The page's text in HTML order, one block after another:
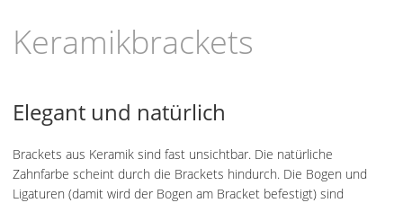
Keramikbrackets
Elegant und natürlich
Brackets aus Keramik sind fast unsichtbar. Die natürliche
Zahnfarbe scheint durch die Brackets hindurch. Die Bogen und
Ligaturen (damit wird der Bogen am Bracket befestigt) sind